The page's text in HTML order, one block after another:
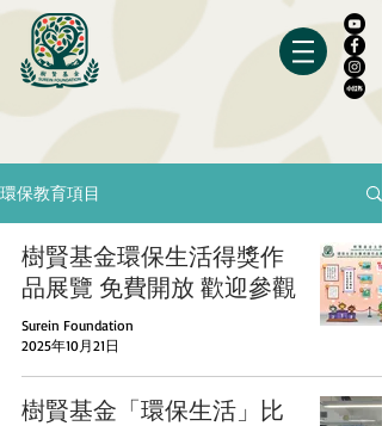
環保教育項目
樹賢基金環保生活得獎作
品展覽 免費開放 歡迎參觀
Surein Foundation
2025年10月21日
樹賢基金「環保生活」比